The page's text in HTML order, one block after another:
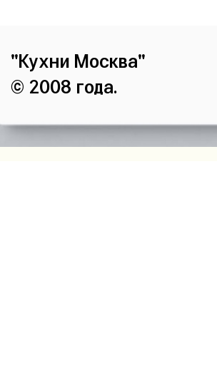
"Кухни Москва"
© 2008 года.